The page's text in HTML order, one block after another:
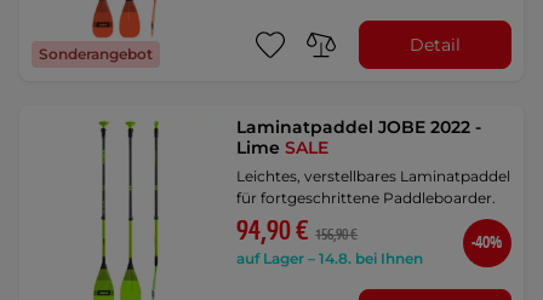
Sonderangebot Detail
Laminatpaddel JOBE 2022 -
LimeSALE
Leichtes, verstellbares Laminatpaddel
für fortgeschrittene Paddleboarder.
94,90 € 156,90 €
auf Lager – 14.8. bei Ihnen
-40%